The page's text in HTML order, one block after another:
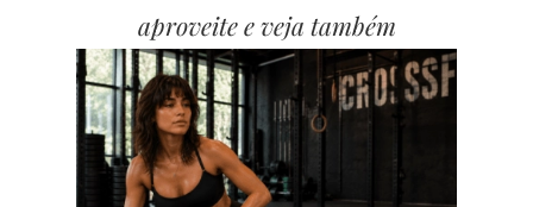
aproveite e veja também